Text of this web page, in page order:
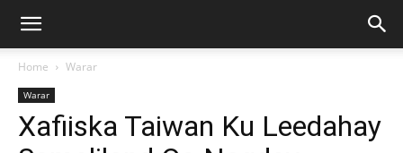
Home Warar
Warar
Xafiiska Taiwan Ku Leedahay